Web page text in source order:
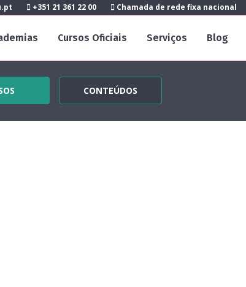
+351 21 361 22 00 Chamada de rede fixa nacional
Cursos Oficiais Serviços Blog
CONTEÚDOS